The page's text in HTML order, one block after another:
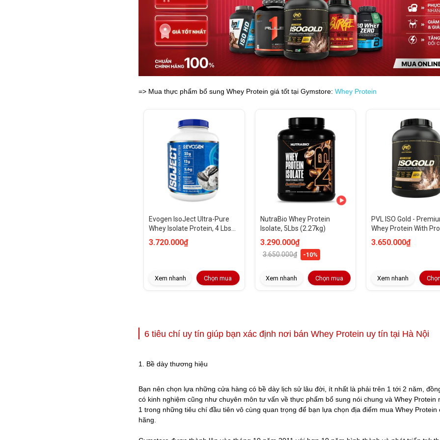
=> Mua thực phẩm bổ sung Whey Protein giá tốt tại Gymstore: Whey Protein
Evogen IsoJect Ultra-Pure
Whey Isolate Protein, 4 Lbs
(55 Servings)
3.720.000₫
Xem nhanh Chọn mua
NutraBio Whey Protein
Isolate, 5Lbs (2.27kg)
3.290.000₫
3.650.000₫ -10%
Xem nhanh Chọn mua
PVL ISO Gold -
Whey Protein With
5 Lbs (2.27kg)
3.650.000₫
Xem nhanh
6 tiêu chí uy tín giúp bạn xác định nơi bán Whey Protein uy tín tại Hà Nội
1. Bề dày thương hiệu
Bạn nên chọn lựa những cửa hàng có bề dày lịch sử lâu đời, ít nhất là phải trên 1 tới 2 năm,
có kinh nghiệm cũng như chuyên môn tư vấn về thực phẩm bổ sung nói chung và Whey Protein
1 trong những tiêu chí đầu tiên vô cùng quan trọng để bạn lựa chọn địa điểm mua Whey Protein
hãng.